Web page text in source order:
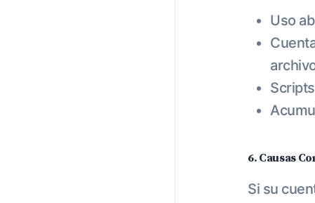
Uso
6. Causas
Si su